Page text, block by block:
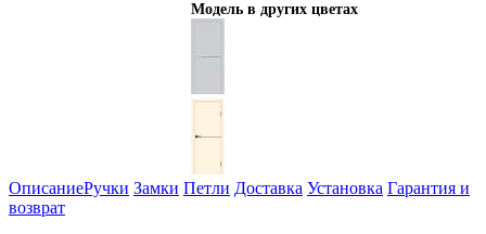
Модель в других цветах
ОписаниеРучки Замки Петли Доставка Установка Гарантия и
возврат